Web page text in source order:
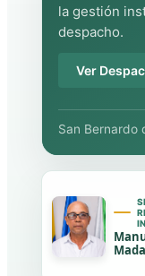
la gestión
despacho.
Ver
San Bernardo